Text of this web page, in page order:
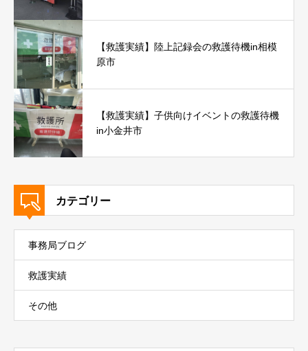
【救護実績】陸上記録会の救護待機in相模
原市
【救護実績】子供向けイベントの救護待機
in小金井市
カテゴリー
事務局ブログ
救護実績
その他